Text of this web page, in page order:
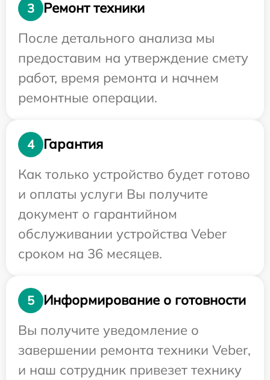
3
Ремонт техники
После детального анализа мы
предоставим на утверждение смету
работ, время ремонта и начнем
ремонтные операции.
4
Гарантия
Как только устройство будет готово
и оплаты услуги Вы получите
документ о гарантийном
обслуживании устройства Veber
сроком на 36 месяцев.
5
Информирование о готовности
Вы получите уведомление о
завершении ремонта техники Veber,
и наш сотрудник привезет технику